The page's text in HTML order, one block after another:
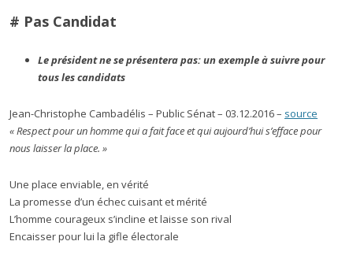
# Pas Candidat
Le président ne se présentera pas: un exemple à suivre pour
tous les candidats
Jean-Christophe Cambadélis – Public Sénat – 03.12.2016 – source
« Respect pour un homme qui a fait face et qui aujourd’hui s’efface pour
nous laisser la place. »
Une place enviable, en vérité
La promesse d’un échec cuisant et mérité
L’homme courageux s’incline et laisse son rival
Encaisser pour lui la gifle électorale